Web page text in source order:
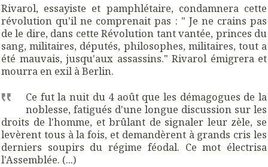
Rivarol, essayiste et pamphlétaire, condamnera cette
révolution qu'il ne comprenait pas : " Je ne crains pas
de le dire, dans cette Révolution tant vantée, princes du
sang, militaires, députés, philosophes, militaires, tout a
été mauvais, jusqu'aux assassins." Rivarol émigrera et
mourra en exil à Berlin.
Ce fut la nuit du 4 août que les démagogues de la
noblesse, fatigués d'une longue discussion sur les
droits de l'homme, et brûlant de signaler leur zèle, se
levèrent tous à la fois, et demandèrent à grands cris les
derniers soupirs du régime féodal. Ce mot électrisa
l'Assemblée. (...)